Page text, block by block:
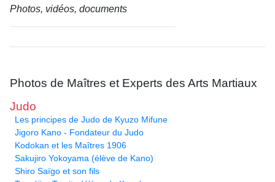
Photos, vidéos, documents
Photos de Maîtres et Experts des Arts Martiaux
Judo
Les principes de Judo de Kyuzo Mifune
Jigoro Kano - Fondateur du Judo
Kodokan et les Maîtres 1906
Sakujiro Yokoyama (élève de Kano)
Shiro Saïgo et son fils